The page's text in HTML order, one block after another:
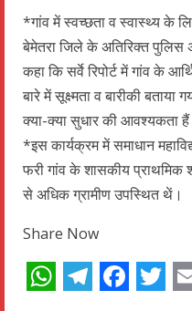
*गांव में स्वच्छता व स्वास्थ्य के
बेमेतरा जिले के अतिरिक्त
कहा कि सर्वे रिपोर्ट में गांव के
बारे में सूक्ष्मता व बारीकी
क्या-क्या सुधार की आवश्यकता
*इस कार्यक्रम में समाधान
फरी गांव के शासकीय प्राथमिक
से अधिक ग्रामीण उपस्थित थें।
Share Now